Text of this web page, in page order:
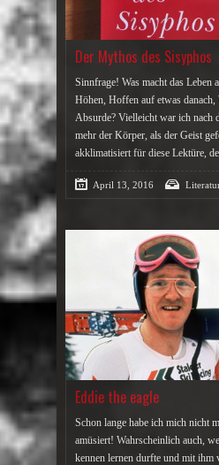
Der Mythos des Sisyphos
Sinnfrage! Was macht das Leben
Höhen, Hoffen auf etwas danach,
Absurde? Vielleicht war ich nach
mehr der Körper, als der Geist
akklimatisiert für diese Lektüre,
April 13, 2016
Eddie the eagle
Schon lange habe ich mich nicht
amüsiert! Wahrscheinlich auch,
kennen lernen durfte und mit ihm